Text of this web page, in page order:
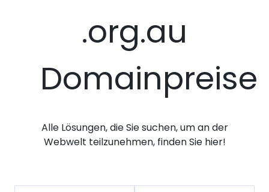
.org.au
Domainpreise
Alle Lösungen, die Sie suchen, um an der
Webwelt teilzunehmen, finden Sie hier!